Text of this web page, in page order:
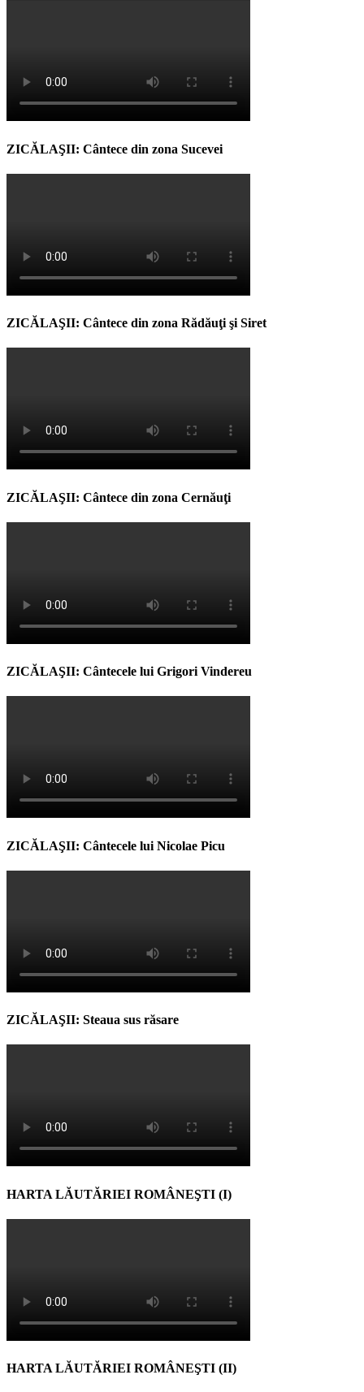
ZICĂLAŞII: Cântece din zona Sucevei
ZICĂLAŞII: Cântece din zona Rădăuţi şi Siret
ZICĂLAŞII: Cântece din zona Cernăuţi
ZICĂLAŞII: Cântecele lui Grigori Vindereu
ZICĂLAŞII: Cântecele lui Nicolae Picu
ZICĂLAŞII: Steaua sus răsare
HARTA LĂUTĂRIEI ROMÂNEŞTI (I)
HARTA LĂUTĂRIEI ROMÂNEŞTI (II)